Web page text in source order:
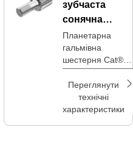
зубчаста
сонячна
шестерня
Планетарна
гальмівна
шестерня Cat®
для
забезпечення
гальмівної дії
шляхом
Переглянути
технічні
характеристики